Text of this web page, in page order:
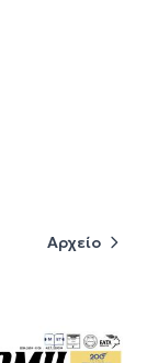
Αρχείο